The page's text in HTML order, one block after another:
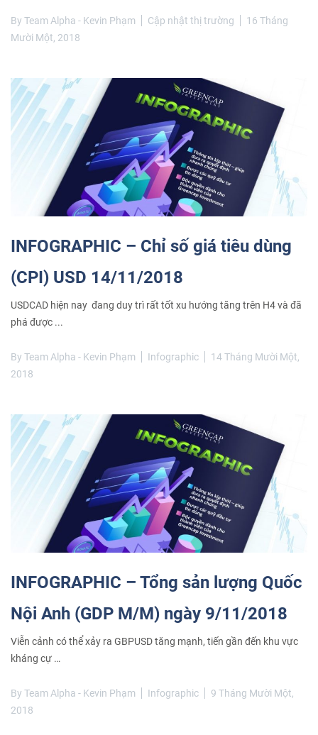
By Team Alpha - Kevin Phạm Cập nhật thị trường
16 Tháng
Mười Một, 2018
INFOGRAPHIC – Chỉ số giá tiêu dùng
(CPI) USD 14/11/2018
USDCAD hiện nay đang duy trì rất tốt xu hướng tăng trên H4 và đã
phá được ...
By Team Alpha - Kevin Phạm Infographic
14 Tháng Mười Một,
2018
INFOGRAPHIC – Tổng sản lượng Quốc
Nội Anh (GDP M/M) ngày 9/11/2018
Viễn cảnh có thể xảy ra GBPUSD tăng mạnh, tiến gần đến khu vực
kháng cự …
By Team Alpha - Kevin Phạm Infographic
9 Tháng Mười Một,
2018